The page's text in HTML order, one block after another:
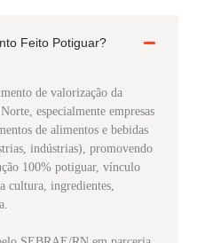
Feito Potiguar?
de valorização da
especialmente empresas
de alimentos e bebidas
indústrias), promovendo
100% potiguar, vínculo
cultura, ingredientes,